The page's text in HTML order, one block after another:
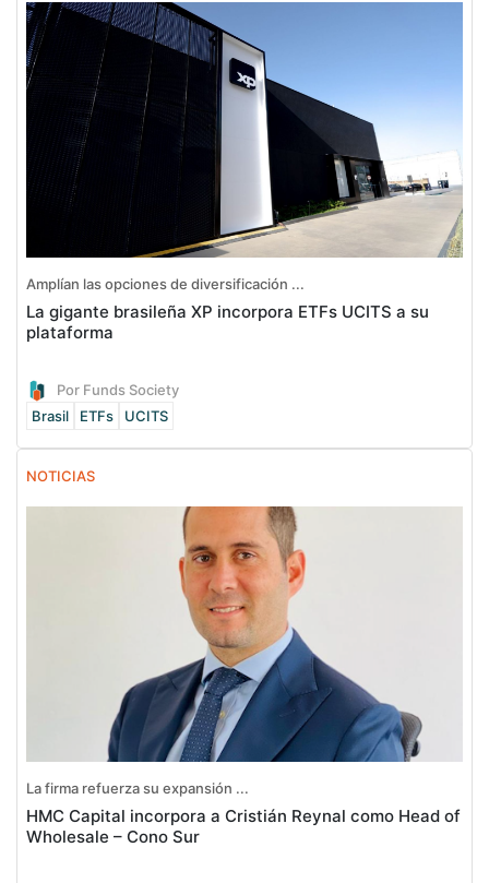
Amplían las opciones de diversificación ...
La gigante brasileña XP incorpora ETFs UCITS a su
plataforma
Por Funds Society
Brasil
ETFs UCITS
NOTICIAS
La firma refuerza su expansión ...
HMC Capital incorpora a Cristián Reynal como Head of
Wholesale – Cono Sur